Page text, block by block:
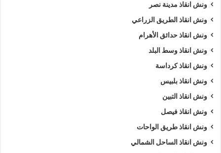
ونش انقاذ مدينة نصر
ونش انقاذ الطريق الزراعي
ونش انقاذ حدائق الأهرام
ونش انقاذ وسط البلد
ونش انقاذ كرداسة
ونش انقاذ بلبيس
ونش انقاذ التبين
ونش انقاذ فيصل
ونش انقاذ طريق الواحات
ونش انقاذ الساحل الشمالي